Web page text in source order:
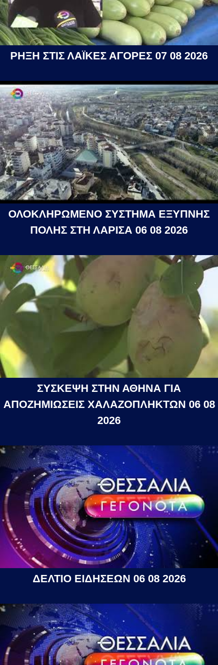
ΡΗΞΗ ΣΤΙΣ ΛΑΪΚΕΣ ΑΓΟΡΕΣ 07 08 2026
ΟΛΟΚΛΗΡΩΜΕΝΟ ΣΥΣΤΗΜΑ ΕΞΥΠΝΗΣ
ΠΟΛΗΣ ΣΤΗ ΛΑΡΙΣΑ 06 08 2026
ΣΥΣΚΕΨΗ ΣΤΗΝ ΑΘΗΝΑ ΓΙΑ
ΑΠΟΖΗΜΙΩΣΕΙΣ ΧΑΛΑΖΟΠΛΗΚΤΩΝ 06 08
2026
ΔΕΛΤΙΟ ΕΙΔΗΣΕΩΝ 06 08 2026